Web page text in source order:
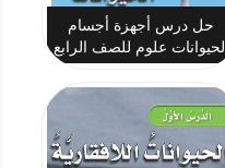
حل درس أجهزة أجسام
الحيوانات علوم للصف الرابع